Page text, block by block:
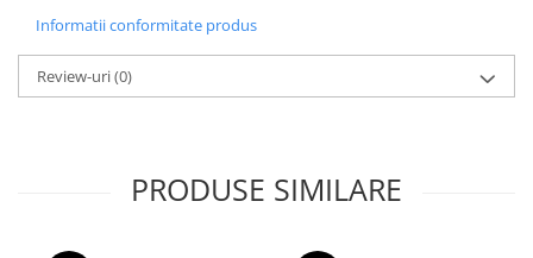
Informatii conformitate produs
Review-uri(0)
PRODUSE SIMILARE